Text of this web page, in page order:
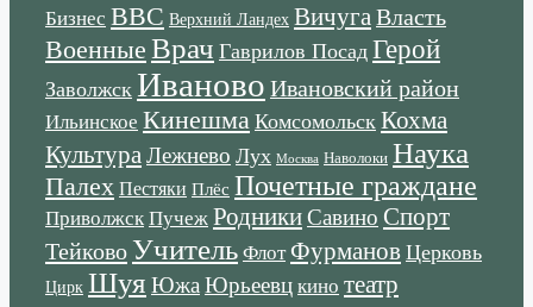
Бизнес ВВС Верхний Ландех ВичугаВласть
Военные Врач Гаврилов Посад Герой
Заволжск Иваново Ивановский район
Ильинское Кинешма Комсомольск Кохма
КультураЛежнево Лух Москва Наволоки Наука
Палех Пестяки Плёс Почетные граждане
Приволжск Пучеж РодникиСавино Спорт
ТейковоУчитель Флот Фурманов Церковь
Цирк Шуя Южа Юрьеевц кино театр